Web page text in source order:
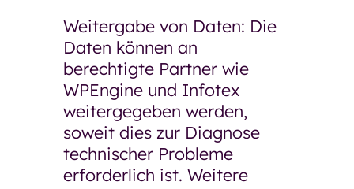
Weitergabe von Daten: Die
Daten können an
berechtigte Partner wie
WPEngine und Infotex
weitergegeben werden,
soweit dies zur Diagnose
technischer Probleme
erforderlich ist. Weitere